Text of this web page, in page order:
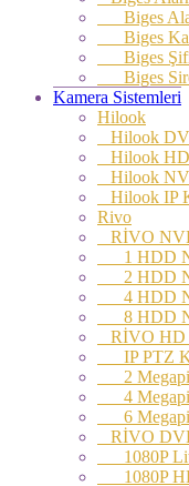
Biges
Biges
Biges
Biges
Kamera Sistemleri
Hilook
Hilook
Hilook
Hilook
Hilook IP
Rivo
RİVO
1 HDD
2 HDD
4 HDD
8 HDD
RİVO HD
IP PTZ
2
4
6
RİVO
1080P
1080P